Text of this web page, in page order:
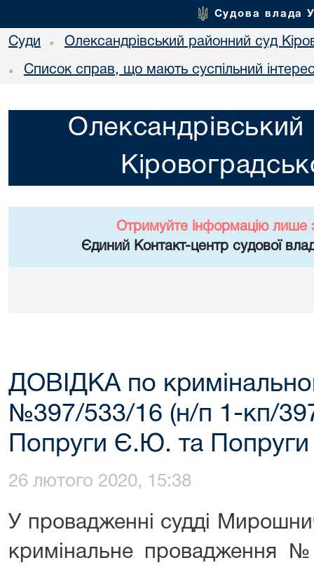
Судова влада
Суди • Олександрівський районний суд
• Список справ, що мають суспільний
Отримуйте інформацію лише
Єдиний Контакт-центр судової
ДОВІДКА по
№397/533/16 (н/п 1-кп/
Попруги Є.Ю. та
26 лютого 2020, 15:38
У провадженні судді
кримінальне провадження